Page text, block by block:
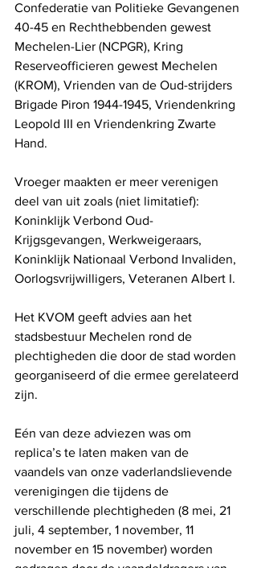
Confederatie van Politieke Gevangenen
40-45 en Rechthebbenden gewest
Mechelen-Lier (NCPGR), Kring
Reserveofficieren gewest Mechelen
(KROM), Vrienden van de Oud-strijders
Brigade Piron 1944-1945, Vriendenkring
Leopold III en Vriendenkring Zwarte
Hand.
Vroeger maakten er meer verenigen
deel van uit zoals (niet limitatief):
Koninklijk Verbond Oud-
Krijgsgevangen, Werkweigeraars,
Koninklijk Nationaal Verbond Invaliden,
Oorlogsvrijwilligers, Veteranen Albert I.
Het KVOM geeft advies aan het
stadsbestuur Mechelen rond de
plechtigheden die door de stad worden
georganiseerd of die ermee gerelateerd
zijn.
Eén van deze adviezen was om
replica’s te laten maken van de
vaandels van onze vaderlandslievende
verenigingen die tijdens de
verschillende plechtigheden (8 mei, 21
juli, 4 september, 1 november, 11
november en 15 november) worden